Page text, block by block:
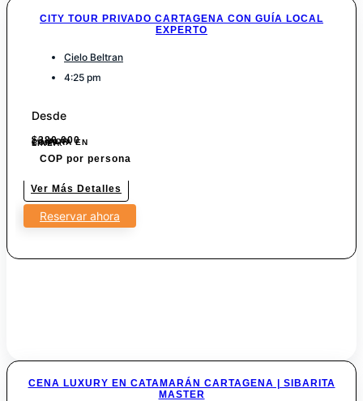
CITY TOUR PRIVADO CARTAGENA CON GUÍA LOCAL
EXPERTO
Cielo Beltran
4:25 pm
Desde
$380.000
7% POR COMPRA EN LINEA.
COP por persona
Ver Más Detalles
Reservar ahora
CENA LUXURY EN CATAMARÁN CARTAGENA | SIBARITA
MASTER